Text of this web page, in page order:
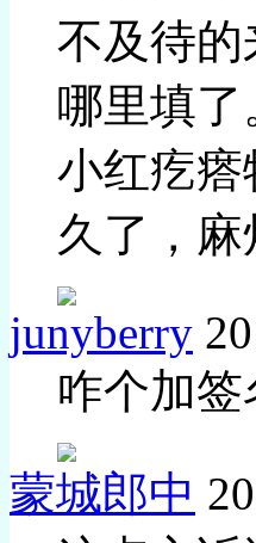
不及待
哪里填
小红疙
久了，
junyberry
咋个加签
蒙城郎中